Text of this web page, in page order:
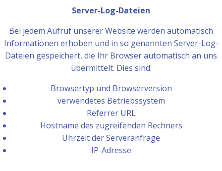
Server-Log-Dateien
Bei jedem Aufruf unserer Website werden automatisch
Informationen erhoben und in so genannten Server-Log-
Dateien gespeichert, die Ihr Browser automatisch an uns
übermittelt. Dies sind:
Browsertyp und Browserversion
verwendetes Betriebssystem
Referrer URL
Hostname des zugreifenden Rechners
Uhrzeit der Serveranfrage
IP-Adresse